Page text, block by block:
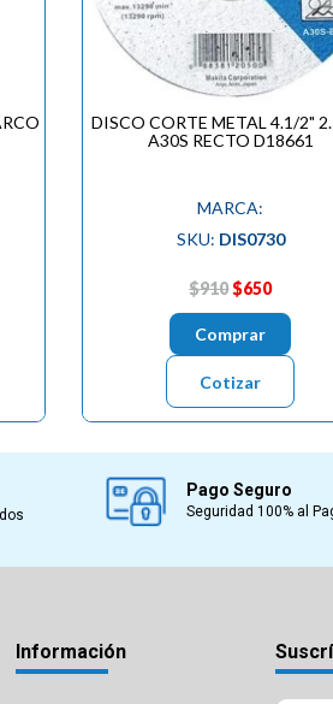
DISCO CORTE METAL 4.1/2"
A30S RECTO D18661
MARCA:
SKU: DIS0730
$910$650
Comprar
Cotizar
Pago Seguro
Seguridad 100% al
Información